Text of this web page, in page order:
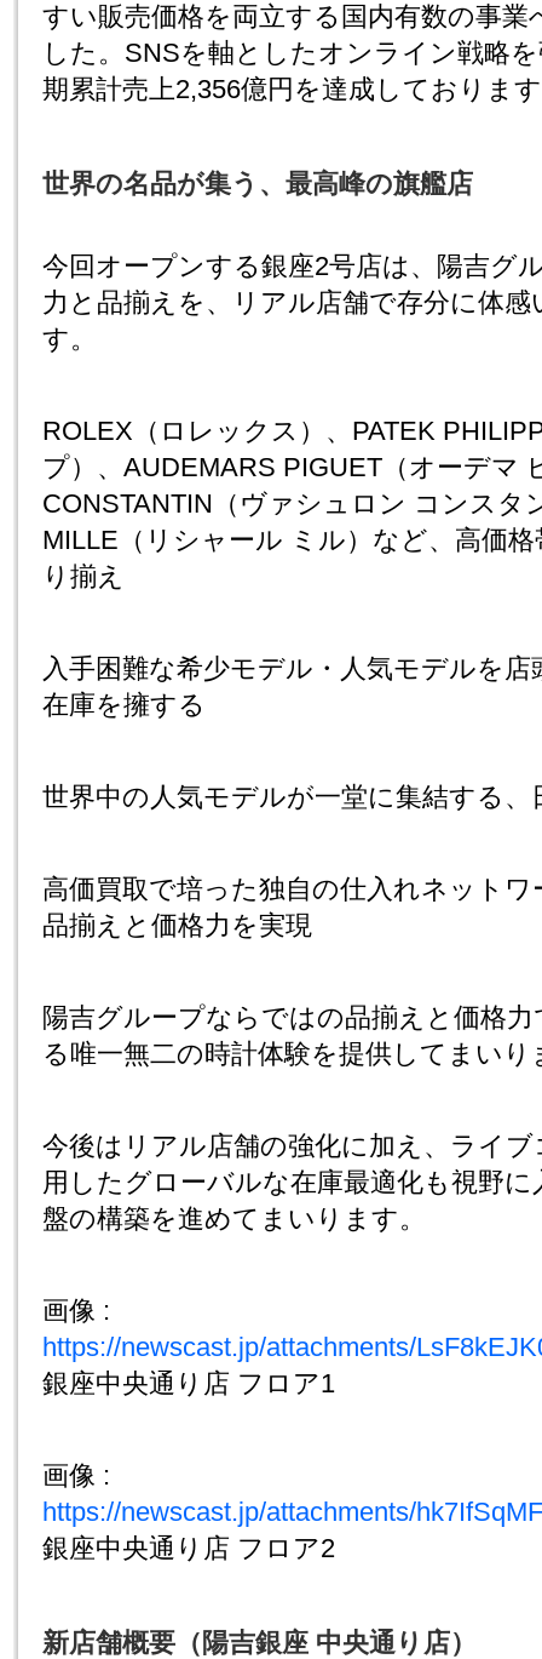
すい販売価格を両立する国内有数の事
した。SNSを軸としたオンライン戦略
期累計売上2,356億円を達成しておりま
世界の名品が集う、最高峰の旗艦店
今回オープンする銀座2号店は、陽吉グ
力と品揃えを、リアル店舗で存分に体
す。
ROLEX（ロレックス）、PATEK
プ）、AUDEMARS PIGUET（オーデマ
CONSTANTIN（ヴァシュロン コンスタ
MILLE（リシャール ミル）など、高価
り揃え
入手困難な希少モデル・人気モデルを
在庫を擁する
世界中の人気モデルが一堂に集結する
高価買取で培った独自の仕入れネット
品揃えと価格力を実現
陽吉グループならではの品揃えと価格
る唯一無二の時計体験を提供してまいり
今後はリアル店舗の強化に加え、ライ
用したグローバルな在庫最適化も視野
盤の構築を進めてまいります。
画像 :
https://newscast.jp/attachments/
銀座中央通り店 フロア1
画像 :
https://newscast.jp/attachments/
銀座中央通り店 フロア2
新店舗概要（陽吉銀座 中央通り店）